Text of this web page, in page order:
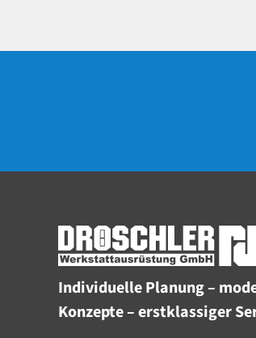
Individuelle Planung –
Konzepte – erstklassiger